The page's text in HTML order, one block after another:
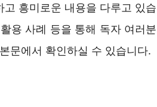
흥미로운 내용을 다루고 있습
용 사례 등을 통해 독자 여러분
문에서 확인하실 수 있습니다.